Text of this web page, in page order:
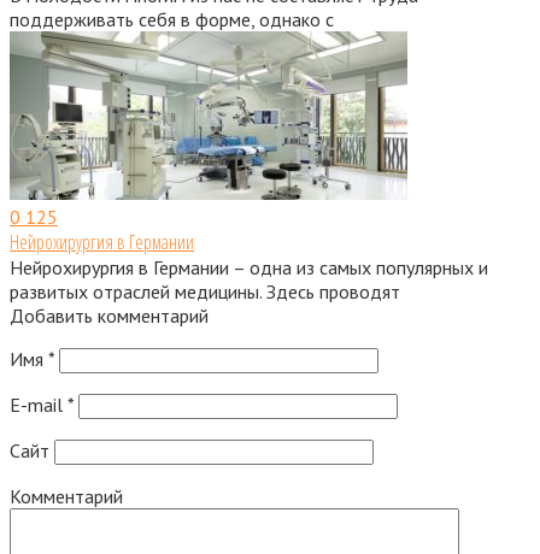
поддерживать себя в форме, однако с
0 125
Нейрохирургия в Германии
Нейрохирургия в Германии – одна из самых популярных и
развитых отраслей медицины. Здесь проводят
Добавить комментарий
Имя *
E-mail *
Сайт
Комментарий